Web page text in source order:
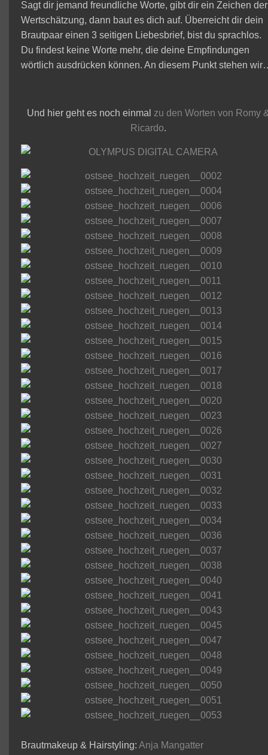
Sagt dir jemand freundliche Worte, gibt dir ein Zeichen der
Wertschätzung, dann baut es dich auf. Überreicht dir dein
Brautpaar einen 3 seitigen Liebesbrief, bist du sprachlos.
Du findest keine Worte mehr, die deine Empfindungen
wörtlich ausdrücken können. An diesem Punkt stehen
Und hier geht es noch einmal zu den Worten von Romy
Ricardo.
Brautmakeup & Hairstyling:Anja Mangatter